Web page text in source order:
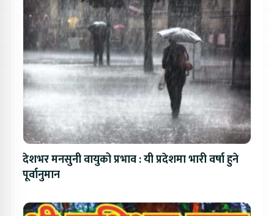
देशभर मनसुनी वायुको प्रभाव : यी प्रदेशमा भारी वर्षा हुने
पूर्वानुमान